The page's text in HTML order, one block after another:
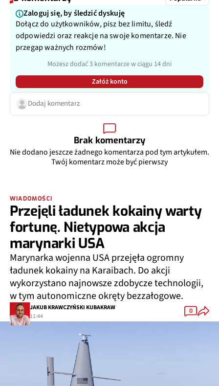
Zaloguj się, by śledzić dyskuję
Dołącz do użytkowników, pisz bez limitu, śledź
odpowiedzi oraz reakcje na swoje komentarze. Nie
przegap ważnych rozmów!
Możesz dodać 3 komentarze w ciągu 14 dni
Załóż konto
Dodaj komentarz
Brak komentarzy
Nie dodano jeszcze żadnego komentarza pod tym artykułem.
Twój komentarz może być pierwszy
WIADOMOŚCI
Przejęli ładunek kokainy warty
fortunę. Nietypowa akcja
marynarki USA
Marynarka wojenna USA przejęła ogromny
ładunek kokainy na Karaibach. Do akcji
wykorzystano najnowsze zdobycze technologii,
w tym autonomiczne okręty bezzałogowe.
JAKUB KRAWCZYŃSKI KUBAKRAW
11:44
0